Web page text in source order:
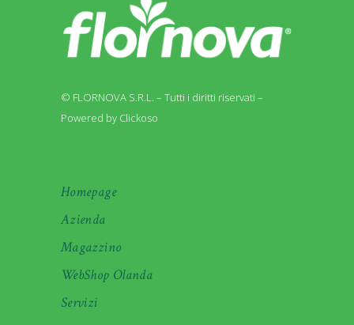
© FLORNOVA S.R.L. – Tutti i diritti riservati –
Powered by Clickoso
Homepage
Azienda
Magazzino
WebShop Olanda
Servizi